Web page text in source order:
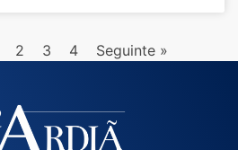
2 3 4 Seguinte »